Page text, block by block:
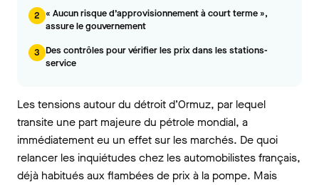
2 « Aucun risque d’approvisionnement à court terme »,
assure le gouvernement
3 Des contrôles pour vérifier les prix dans les stations-
service
Les tensions autour du détroit d’Ormuz, par lequel
transite une part majeure du pétrole mondial, a
immédiatement eu un effet sur les marchés. De quoi
relancer les inquiétudes chez les automobilistes français,
déjà habitués aux flambées de prix à la pompe. Mais